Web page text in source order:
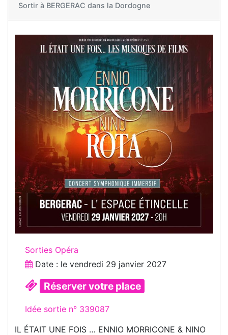
Sortir à BERGERAC dans la Dordogne
Sorties Opéra
Date : le vendredi 29 janvier 2027
Réserver votre place
Idée sortie n° 339087
IL ÉTAIT UNE FOIS … ENNIO MORRICONE & NINO